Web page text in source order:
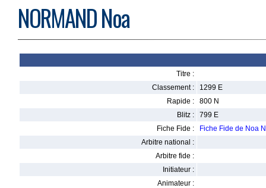
NORMAND Noa
Titre :
Classement :
1299 E
Rapide :
800 N
Blitz :
799 E
Fiche Fide :
Fiche Fide de Noa
Arbitre national :
Arbitre fide :
Initiateur :
Animateur :